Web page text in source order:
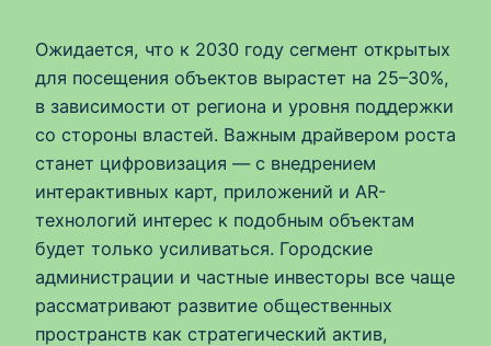
Ожидается, что к 2030 году сегмент открытых
для посещения объектов вырастет на 25–30%,
в зависимости от региона и уровня поддержки
со стороны властей. Важным драйвером роста
станет цифровизация — с внедрением
интерактивных карт, приложений и AR-
технологий интерес к подобным объектам
будет только усиливаться. Городские
администрации и частные инвесторы все чаще
рассматривают развитие общественных
пространств как стратегический актив,